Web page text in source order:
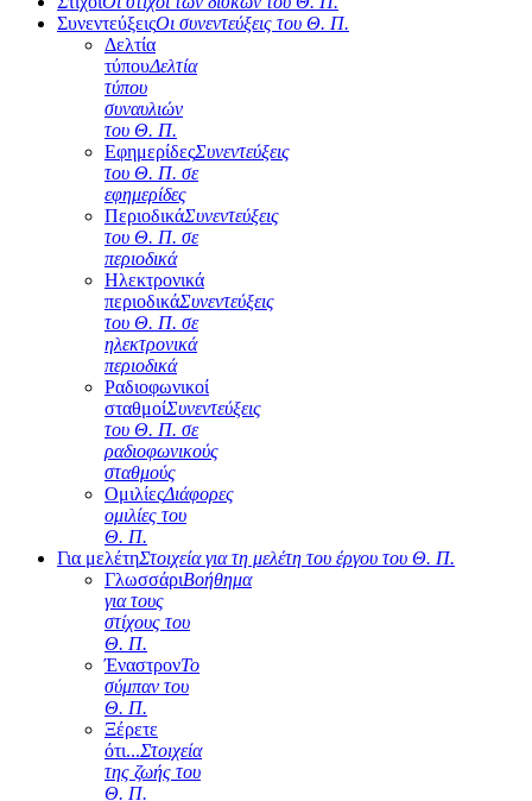
ΣυνεντεύξειςΟι συνεντεύξεις του Θ. Π.
Δελτία
τύπουΔελτία
τύπου
συναυλιών
του Θ. Π.
ΕφημερίδεςΣυνεντεύξεις
του Θ. Π. σε
εφημερίδες
ΠεριοδικάΣυνεντεύξεις
του Θ. Π. σε
περιοδικά
Ηλεκτρονικά
περιοδικάΣυνεντεύξεις
του Θ. Π. σε
ηλεκτρονικά
περιοδικά
Ραδιοφωνικοί
σταθμοίΣυνεντεύξεις
του Θ. Π. σε
ραδιοφωνικούς
σταθμούς
ΟμιλίεςΔιάφορες
ομιλίες του
Θ. Π.
Για μελέτηΣτοιχεία για τη μελέτη του έργου του Θ. Π.
ΓλωσσάριΒοήθημα
για τους
στίχους του
Θ. Π.
ΈναστρονΤο
σύμπαν του
Θ. Π.
Ξέρετε
ότι...Στοιχεία
της ζωής του
Θ. Π.